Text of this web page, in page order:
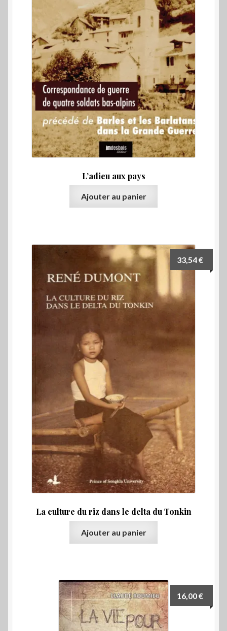
L’adieu aux pays
Ajouter au panier
La culture du riz dans le delta du Tonkin
33,54€
Ajouter au panier
16,00€